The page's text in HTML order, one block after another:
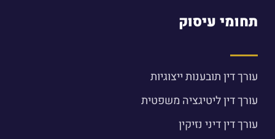
תחומי עיסוק
עורך דין תובענות ייצוגיות
עורך דין ליטיגציה משפטית
עורך דין דיני נזיקין